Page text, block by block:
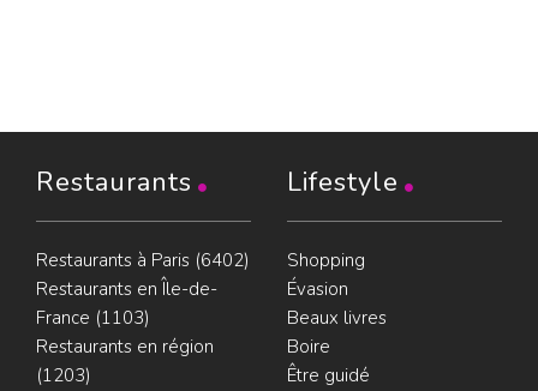
Restaurants
Restaurants à Paris (6402)
Restaurants en Île-de-
France (1103)
Restaurants en région
(1203)
Lifestyle
Shopping
Évasion
Beaux livres
Boire
Être guidé